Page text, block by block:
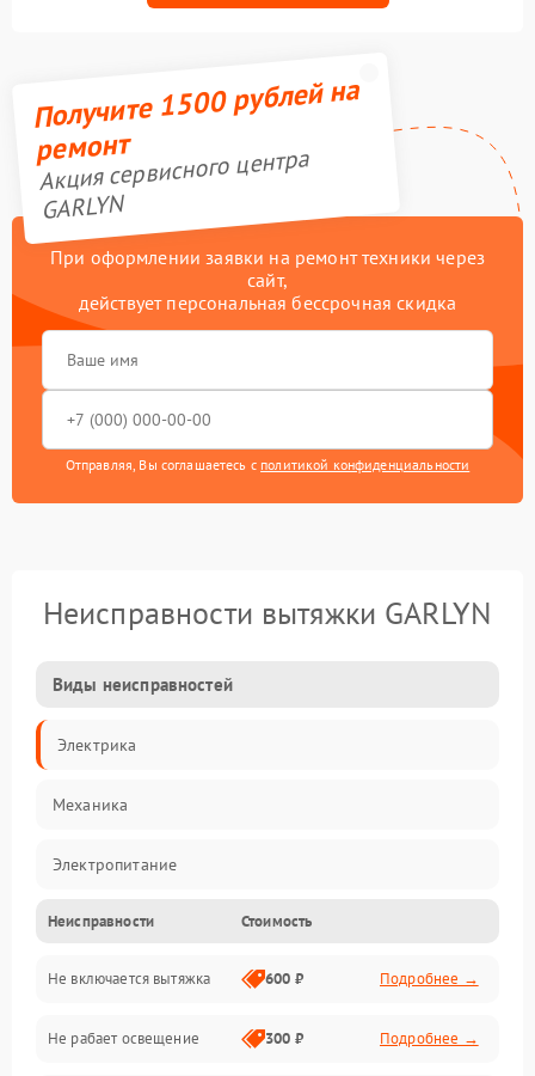
Получите 1500 рублей на
ремонт
Акция сервисного центра
GARLYN
При оформлении заявки на ремонт техники через
сайт,
действует персональная бессрочная скидка
Отправляя, Вы соглашаетесь с политикой конфиденциальности
Неисправности вытяжки GARLYN
Виды неисправностей
Электрика
Механика
Электропитание
Вентиляция
Освещение
Механические повреждения
Неисправности Стоимость
Не включается вытяжка 600 ₽ Подробнее →
Не рабает освещение 300 ₽ Подробнее →